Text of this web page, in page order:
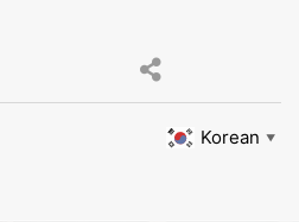
Korean ▼